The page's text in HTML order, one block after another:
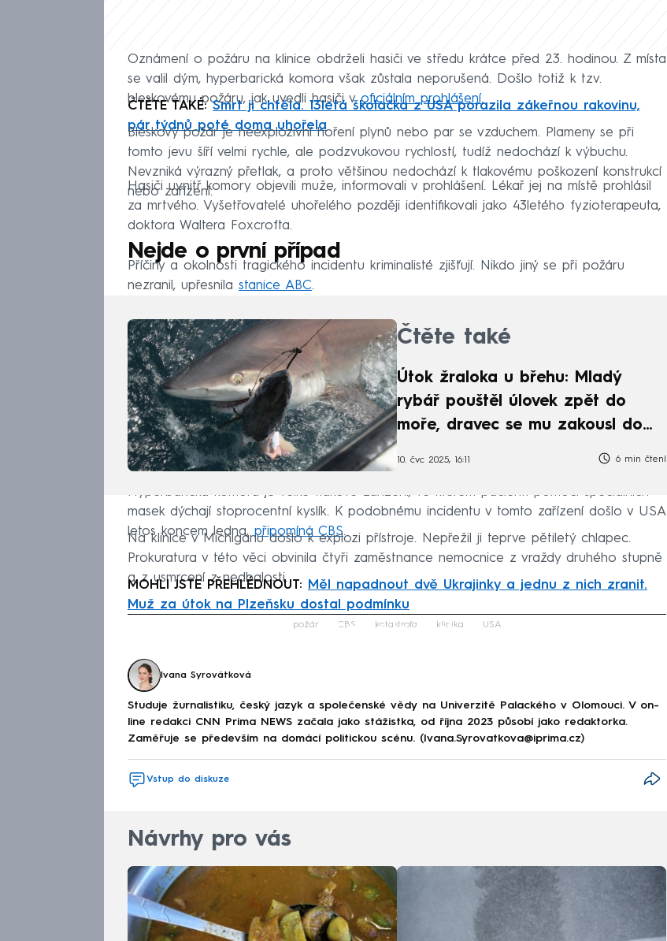
Oznámení o požáru na klinice obdrželi hasiči ve středu krátce před 23. hodinou. Z místa
se valil dým, hyperbarická komora však zůstala neporušená. Došlo totiž k tzv.
bleskovému požáru, jak uvedli hasiči voficiálním prohlášení.
ČTĚTE TAKÉ:Smrt ji chtěla. 13letá školačka z USA porazila zákeřnou rakovinu,
pár týdnů poté doma uhořela
Bleskový požár je neexplozivní hoření plynů nebo par se vzduchem. Plameny se při
tomto jevu šíří velmi rychle, ale podzvukovou rychlostí, tudíž nedochází k výbuchu.
Nevzniká výrazný přetlak, a proto většinou nedochází k tlakovému poškození konstrukcí
nebo zařízení.
Hasiči uvnitř komory objevili muže, informovali v prohlášení. Lékař jej na místě prohlásil
za mrtvého. Vyšetřovatelé uhořelého později identifikovali jako 43letého fyzioterapeuta,
doktora Waltera Foxcrofta.
Nejde o první případ
Příčiny a okolnosti tragického incidentu kriminalisté zjišťují. Nikdo jiný se při požáru
nezranil, upřesnila stanice ABC.
Čtěte také
Útok žraloka u břehu: Mladý
rybář pouštěl úlovek zpět do
moře, dravec se mu zakousl do
10. čvc 2025, 16:11 6 min čtení
Hyperbarická komora je velké tlakové zařízení, ve kterém pacienti pomocí speciálních
masek dýchají stoprocentní kyslík. K podobnému incidentu v tomto zařízení došlo v USA
letos koncem ledna, připomíná CBS.
Na klinice v Michiganu došlo k explozi přístroje. Nepřežil ji teprve pětiletý chlapec.
Prokuratura v této věci obvinila čtyři zaměstnance nemocnice z vraždy druhého stupně
a z usmrcení z nedbalosti.
MOHLI JSTE PŘEHLÉDNOUT:
Měl napadnout dvě Ukrajinky a jednu z nich zranit.
Muž za útok na Plzeňsku dostal podmínku
Failed to fetch
požár CBS katastrofa klinika USA
Ivana Syrovátková
Studuje žurnalistiku, český jazyk a společenské vědy na Univerzitě Palackého v Olomouci. V on-
line redakci CNN Prima NEWS začala jako stážistka, od října 2023 působí jako redaktorka.
Zaměřuje se především na domácí politickou scénu. (Ivana.Syrovatkova@iprima.cz)
Vstup do diskuze
Návrhy pro vás